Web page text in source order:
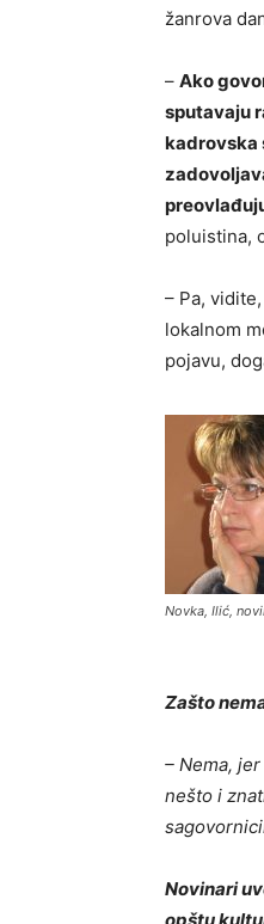
žanrova
– Ako
sputavaju
kadrovska
poluistina,
– Pa,
lokalnom
pojavu,
Novka, Ilić,
Zašto
– Nema,
nešto i
Novinari